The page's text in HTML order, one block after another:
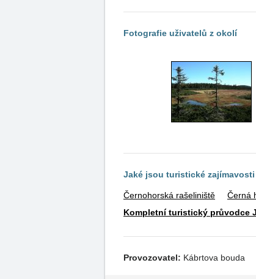
Fotografie uživatelů z okolí
Jaké jsou turistické
Černohorská rašeliniště Černá
Kompletní turistický průvodce
Provozovatel: Kábrtova bouda